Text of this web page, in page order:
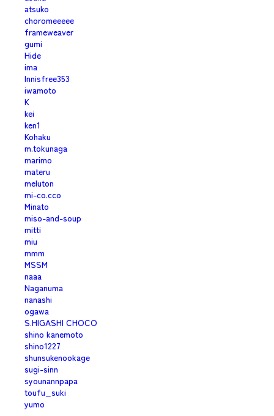
atsuko
choromeeeee
frameweaver
gumi
Hide
ima
Innisfree353
iwamoto
K
kei
ken1
Kohaku
m.tokunaga
marimo
materu
meluton
mi-co.cco
Minato
miso-and-soup
mitti
miu
mmm
MSSM
naaa
Naganuma
nanashi
ogawa
S.HIGASHI CHOCO
shino kanemoto
shino1227
shunsukenookage
sugi-sinn
syounannpapa
toufu_suki
yumo